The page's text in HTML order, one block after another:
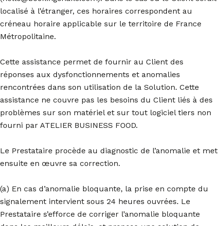
localisé à l’étranger, ces horaires correspondent au
créneau horaire applicable sur le territoire de France
Métropolitaine.
Cette assistance permet de fournir au Client des
réponses aux dysfonctionnements et anomalies
rencontrées dans son utilisation de la Solution. Cette
assistance ne couvre pas les besoins du Client liés à des
problèmes sur son matériel et sur tout logiciel tiers non
fourni par ATELIER BUSINESS FOOD.
Le Prestataire procède au diagnostic de l’anomalie et met
ensuite en œuvre sa correction.
(a) En cas d’anomalie bloquante, la prise en compte du
signalement intervient sous 24 heures ouvrées. Le
Prestataire s’efforce de corriger l’anomalie bloquante